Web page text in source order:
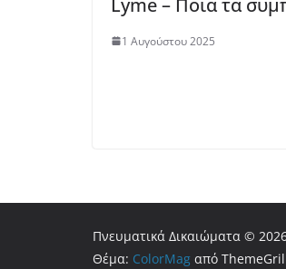
1 Αυγούστου 2025
Πνευματικά Δικαιώματα ©
Θέμα: ColorMag από